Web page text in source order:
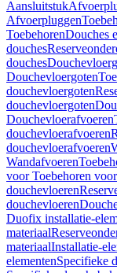
Aansluitstuk
Afvoerpluggen
ToebehorenDouches
douches
douches
Douchevloergoten
douchevloergoten
douchevloergoten
Douchevloerafvoeren
douchevloerafvoeren
douchevloerafvoeren
Wandafvoeren
voor Toebehoren
douchevloeren
douchevloeren
Duofix installatie-
materiaal
materiaalInstallatie-
elementenSpecifieke